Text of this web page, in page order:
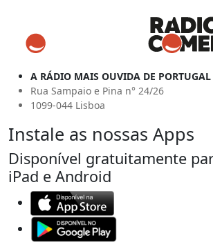
A RÁDIO MAIS OUVIDA DE PORTUGAL
Rua Sampaio e Pina n° 24/26
1099-044 Lisboa
Instale as nossas Apps
Disponível gratuitamente
iPad e Android